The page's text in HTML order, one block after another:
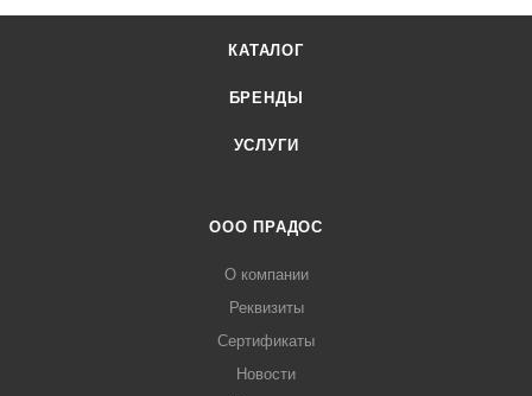
КАТАЛОГ
БРЕНДЫ
УСЛУГИ
ООО ПРАДОС
О компании
Реквизиты
Сертификаты
Новости